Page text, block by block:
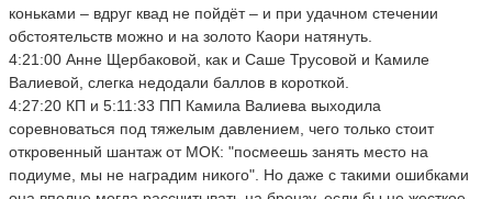
коньками – вдруг квад не пойдёт – и при удачном стечении
обстоятельств можно и на золото Каори натянуть.
4:21:00 Анне Щербаковой, как и Саше Трусовой и Камиле
Валиевой, слегка недодали баллов в короткой.
4:27:20 КП и 5:11:33 ПП Камила Валиева выходила
соревноваться под тяжелым давлением, чего только стоит
откровенный шантаж от МОК: "посмеешь занять место на
подиуме, мы не наградим никого". Но даже с такими ошибками